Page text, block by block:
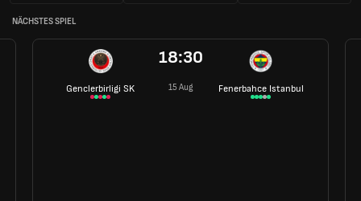
NÄCHSTES SPIEL
Genclerbirligi SK
18:30
15 Aug Fenerbahce Istanbul